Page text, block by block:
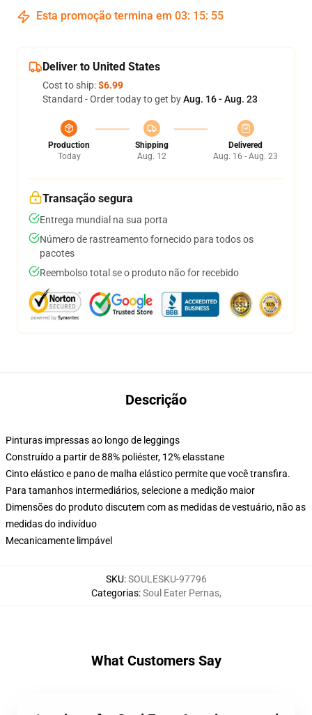
Esta promoção termina em 03: 15: 54
Deliver to United States
Cost to ship:$6.99
Standard - Order today to get byAug. 16 - Aug. 23
Production
Today
Shipping
Aug. 12
Delivered
Aug. 16 - Aug. 23
Transação segura
Entrega mundial na sua porta
Número de rastreamento fornecido para todos os
pacotes
Reembolso total se o produto não for recebido
Descrição
Pinturas impressas ao longo de leggings
Construído a partir de 88% poliéster, 12% elasstane
Cinto elástico e pano de malha elástico permite que você transfira.
Para tamanhos intermediários, selecione a medição maior
Dimensões do produto discutem com as medidas de vestuário, não as
medidas do indivíduo
Mecanicamente limpável
SKU:SOULESKU-97796
Categorias:Soul Eater Pernas,
What Customers Say